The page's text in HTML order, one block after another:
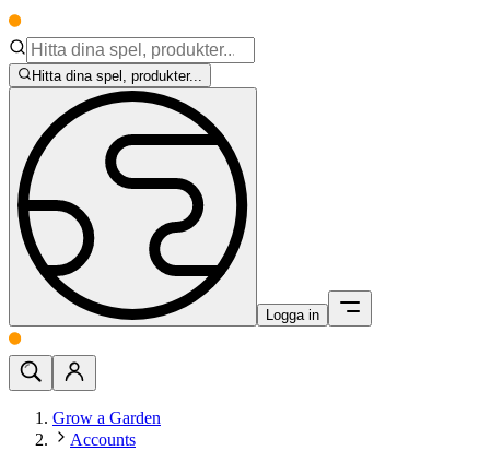
Hitta dina spel, produkter...
Logga in
Grow a Garden
Accounts